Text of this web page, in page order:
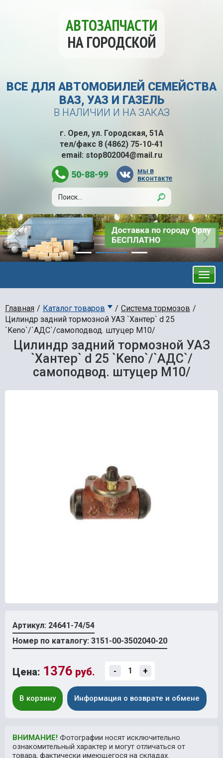
АВТОЗАПЧАСТИ
НА ГОРОДСКОЙ
ВСЕ ДЛЯ АВТОМОБИЛЕЙ СЕМЕЙСТВА
ВАЗ, УАЗ И ГАЗЕЛЬ
В НАЛИЧИИ И НА ЗАКАЗ
г. Орел, ул. Городская, 51А
тел/факс 8 (4862) 75-10-41
email: stop802004@mail.ru
50-88-99
мы в
вконтакте
Главная Каталог товаров
Система тормозов
Цилиндр задний тормозной УАЗ `Хантер` d 25
`Keno`/`АДС`/самоподвод. штуцер М10/
Цилиндр задний тормозной УАЗ
`Хантер` d 25 `Keno`/`АДС`/
самоподвод. штуцер М10/
Артикул: 24641-74/54
Номер по каталогу: 3151-00-3502040-20
Цена: 1376 руб. - +
В корзину Информация о возврате и обмене
ВНИМАНИЕ! Фотографии носят исключительно
ознакомительный характер и могут отличаться от
товара, фактически имеющегося на складах.